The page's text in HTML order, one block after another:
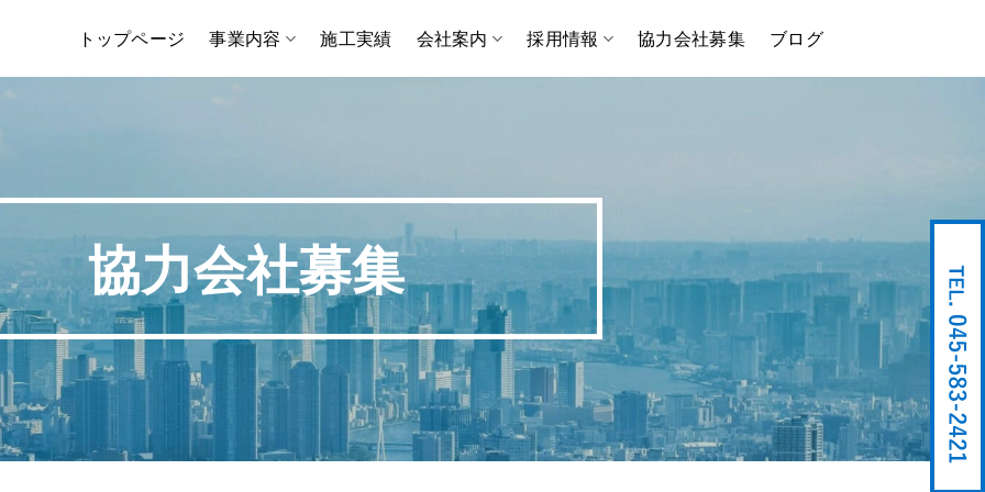
トップページ 事業内容 施工実績 会社案内 採用情報 協力会社募集 ブログ
協力会社募集